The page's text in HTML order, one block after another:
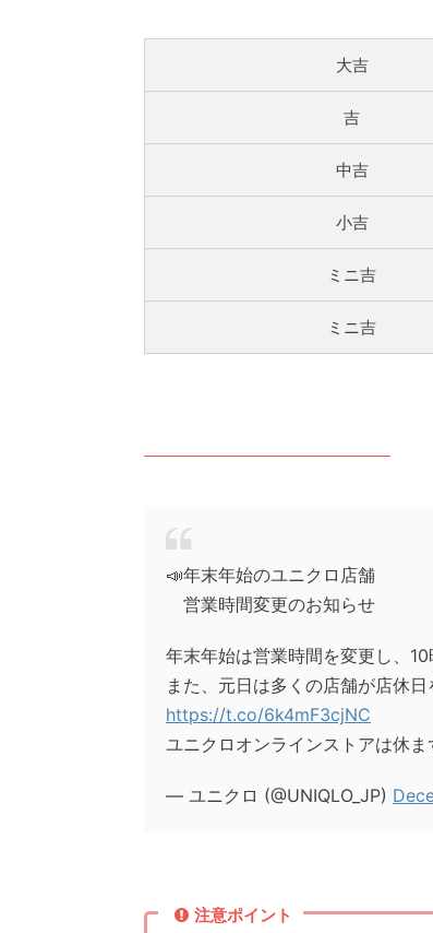
大吉
吉
中吉
小吉
ミニ吉
ミニ吉
📣年末年始のユニクロ店舗
営業時間変更のお知らせ
年末年始は営業時間を変更し、
また、元日は多くの店舗が店休
https://t.co/6k4mF3cjNC
ユニクロオンラインストアは休
— ユニクロ (@UNIQLO_JP)
注意ポイント